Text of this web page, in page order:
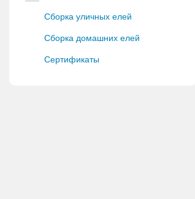
Сборка уличных елей
Сборка домашних елей
Сертификаты